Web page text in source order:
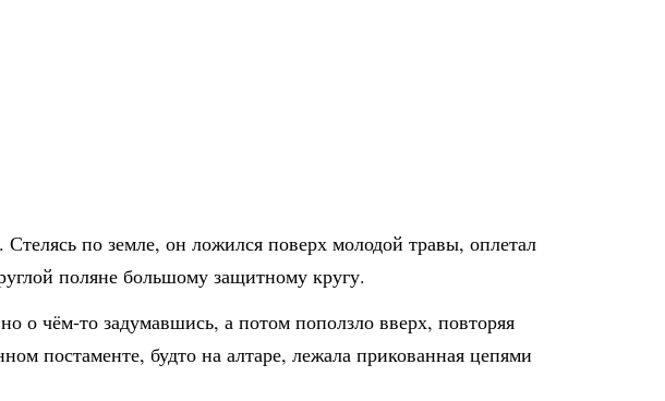
по земле, он ложился поверх молодой травы, оплетал
поляне большому защитному кругу.
о чём-то задумавшись, а потом поползло вверх, повторяя
постаменте, будто на алтаре, лежала прикованная цепями